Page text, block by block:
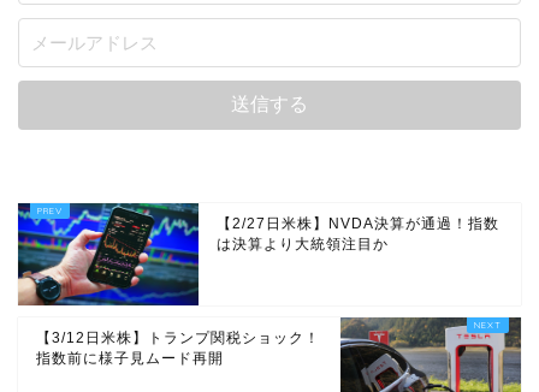
【2/27日米株】NVDA決算が通過！指数
は決算より大統領注目か
【3/12日米株】トランプ関税ショック！
指数前に様子見ムード再開